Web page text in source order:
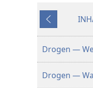
Zurück
Drogen —
Drogen —